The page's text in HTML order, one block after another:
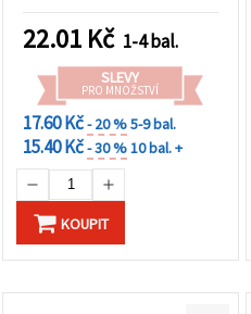
22.01 Kč 1-4 bal.
SLEVY
PRO MNOŽSTVÍ
17.60 Kč- 20 %5-9 bal.
15.40 Kč- 30 %10 bal. +
KOUPIT